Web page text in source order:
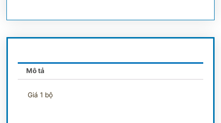
Mô tả
Giá 1 bộ